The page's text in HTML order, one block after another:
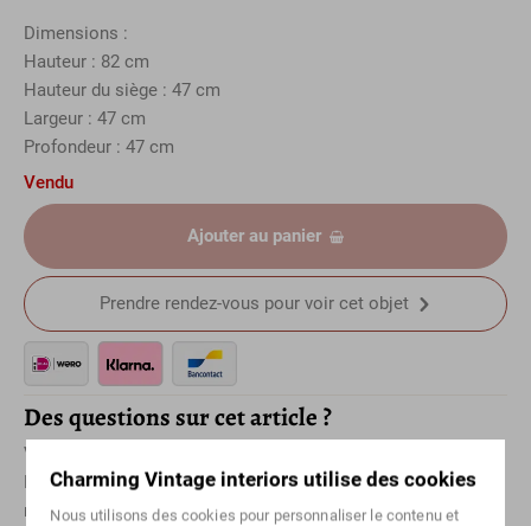
Charming Vintage interiors utilise des cookies
Nous utilisons des cookies pour personnaliser le contenu et
Dimensions :
Hauteur : 82 cm
Hauteur du siège : 47 cm
Largeur : 47 cm
Profondeur : 47 cm
Vendu
Ajouter au panier
Prendre rendez-vous pour voir cet objet
Des questions sur cet article ?
Vous souhaitez en savoir plus sur un article spécifique ?
Prenez simplementcontactavec nous ! Ou envoyez-nous un
message viaWhatsapp. N'oubliez pas de mentionner l'article